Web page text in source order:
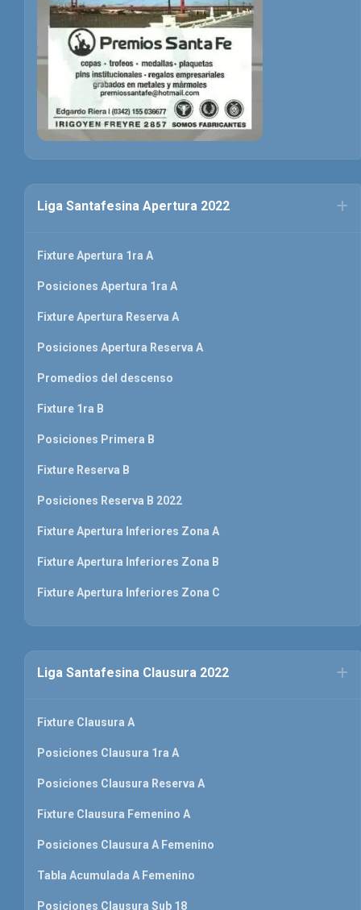
Liga Santafesina Apertura 2022
Fixture Apertura 1ra A
Posiciones Apertura 1ra A
Fixture Apertura Reserva A
Posiciones Apertura Reserva A
Promedios del descenso
Fixture 1ra B
Posiciones Primera B
Fixture Reserva B
Posiciones Reserva B 2022
Fixture Apertura Inferiores Zona A
Fixture Apertura Inferiores Zona B
Fixture Apertura Inferiores Zona C
Liga Santafesina Clausura 2022
Fixture Clausura A
Posiciones Clausura 1ra A
Posiciones Clausura Reserva A
Fixture Clausura Femenino A
Posiciones Clausura A Femenino
Tabla Acumulada A Femenino
Posiciones Clausura Sub 18